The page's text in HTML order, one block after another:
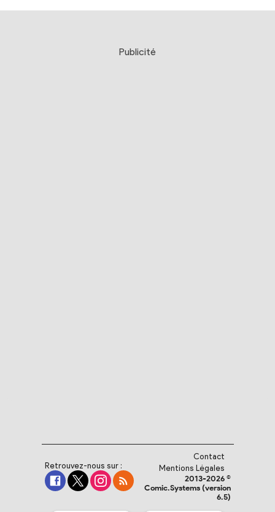
Publicité
Retrouvez-nous sur :
Contact
Mentions Légales
2013-2026 ©
Comic.Systems (version
6.5)